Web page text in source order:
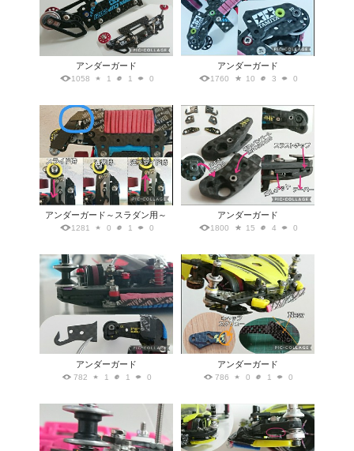
アンダーガード
1058 1 1 0
アンダーガード
1760 10 3 0
アンダーガード～スラダン用～
1281 0 1 0
アンダーガード
1800 15 4 0
アンダーガード
782 1 1 0
アンダーガード
786 0 1 0